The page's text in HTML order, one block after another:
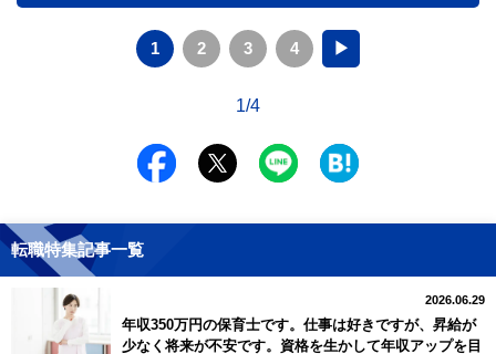
1 2 3 4 ▶
1/4
転職特集記事一覧
2026.06.29
年収350万円の保育士です。仕事は好きですが、昇給が
少なく将来が不安です。資格を生かして年収アップを目